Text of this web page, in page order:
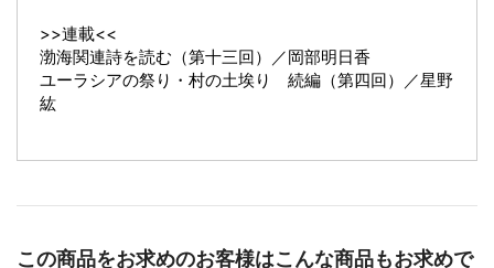
>>連載<<
渤海関連詩を読む（第十三回）／岡部明日香
ユーラシアの祭り・村の土埃り 続編（第四回）／星野
紘
この商品をお求めのお客様はこんな商品もお求めで